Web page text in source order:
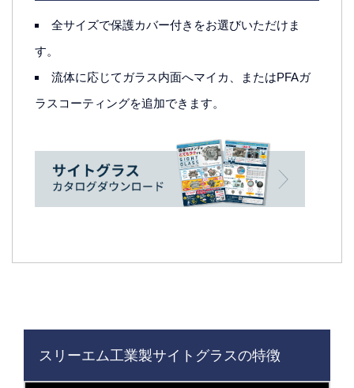
全サイズで保護カバー付きをお選びいただけま
す。
流体に応じてガラス内面へマイカ、またはPFAガ
ラスコーティングを追加できます。
スリーエム工業製サイトグラスの特徴